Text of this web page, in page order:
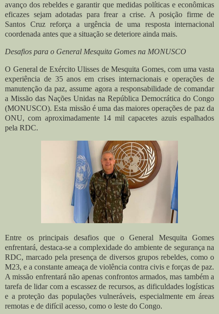
avanço dos rebeldes e garantir que medidas políticas e econômicas
eficazes sejam adotadas para frear a crise. A posição firme de
Santos Cruz reforça a urgência de uma resposta internacional
coordenada antes que a situação se deteriore ainda mais.
Desafios para o General Mesquita Gomes na MONUSCO
O General de Exército Ulisses de Mesquita Gomes, com uma vasta
experiência de 35 anos em crises internacionais e operações de
manutenção da paz, assume agora a responsabilidade de comandar
a Missão das Nações Unidas na República Democrática do Congo
(MONUSCO). Esta missão é uma das maiores operações de paz da
ONU, com aproximadamente 14 mil capacetes azuis espalhados
pela RDC.
Entre os principais desafios que o General Mesquita Gomes
enfrentará, destaca-se a complexidade do ambiente de segurança na
RDC, marcado pela presença de diversos grupos rebeldes, como o
M23, e a constante ameaça de violência contra civis e forças de paz.
A missão enfrentará não apenas confrontos armados, mas também a
tarefa de lidar com a escassez de recursos, as dificuldades logísticas
e a proteção das populações vulneráveis, especialmente em áreas
remotas e de difícil acesso, como o leste do Congo.